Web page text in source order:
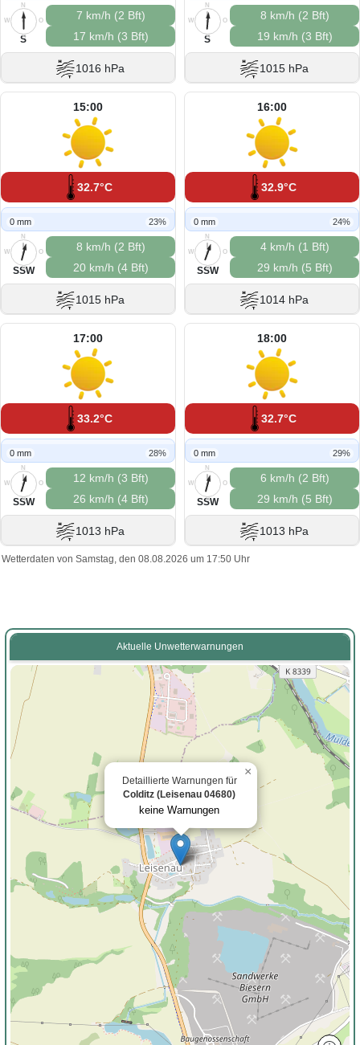
N
O
S
W
S
7 km/h (2 Bft)
17 km/h (3 Bft)
1016 hPa
N
O
S
W
S
8 km/h (2 Bft)
19 km/h (3 Bft)
1015 hPa
15:00
32.7°C
0 mm 23%
N
O
S
W
SSW
8 km/h (2 Bft)
20 km/h (4 Bft)
1015 hPa
16:00
32.9°C
0 mm 24%
N
O
S
W
SSW
4 km/h (1 Bft)
29 km/h (5 Bft)
1014 hPa
17:00
33.2°C
0 mm 28%
N
O
S
W
SSW
12 km/h (3 Bft)
26 km/h (4 Bft)
1013 hPa
18:00
32.7°C
0 mm 29%
N
O
S
W
SSW
6 km/h (2 Bft)
29 km/h (5 Bft)
1013 hPa
Wetterdaten von Samstag, den 08.08.2026 um 17:50 Uhr
Aktuelle Unwetterwarnungen
Detaillierte Warnungen für
Colditz (Leisenau 04680)
keine Warnungen
×